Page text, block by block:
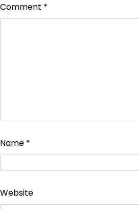
Comment *
Name *
Website